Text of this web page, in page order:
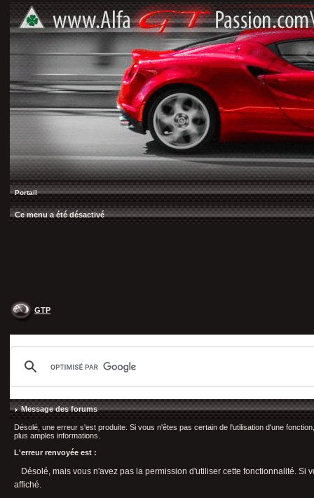
Portail
Ce menu a été désactivé
GTP
Message des forums
Désolé, une erreur s'est produite. Si vous n'êtes pas certain de l'utilisation d'une
plus amples informations.
L'erreur renvoyée est :
Désolé, mais vous n'avez pas la permission d'utiliser cette fonctionnalité.
affiché.